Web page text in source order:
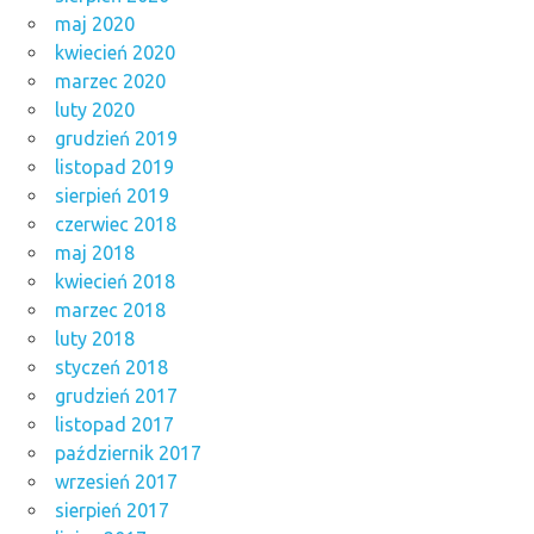
maj 2020
kwiecień 2020
marzec 2020
luty 2020
grudzień 2019
listopad 2019
sierpień 2019
czerwiec 2018
maj 2018
kwiecień 2018
marzec 2018
luty 2018
styczeń 2018
grudzień 2017
listopad 2017
październik 2017
wrzesień 2017
sierpień 2017